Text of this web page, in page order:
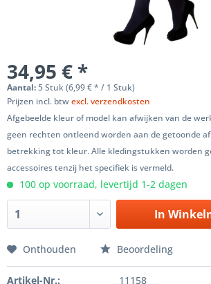
34,95 € *
Aantal:5 Stuk (6,99 € * / 1 Stuk)
Prijzen incl. btwexcl. verzendkosten
Afgebeelde kleur of model kan afwijken van de
geen rechten ontleend worden aan de getoonde
betrekking tot kleur. Alle kledingstukken worden
accessoires tenzij het specifiek is vermeld.
100 op voorraad, levertijd 1-2 dagen
In
Onthouden Beoordeling
Artikel-Nr.:
11158